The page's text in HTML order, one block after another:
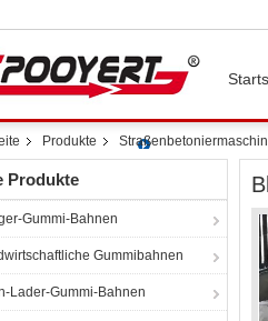
Produkte
Produkte
Gummi-Bahnen
Gummibahnen
Lader-Gummi-Bahnen